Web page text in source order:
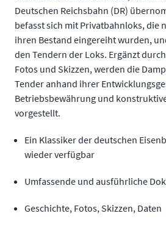
Deutschen Reichsbahn (DR)
befasst sich mit Privatbahnloks, die
ihren Bestand eingereiht wurden,
den Tendern der Loks. Ergänzt
Fotos und Skizzen, werden die
Tender anhand ihrer
Betriebsbewährung und
vorgestellt.
Ein Klassiker der deutschen
wieder verfügbar
Umfassende und ausführliche
Geschichte, Fotos, Skizzen, Daten